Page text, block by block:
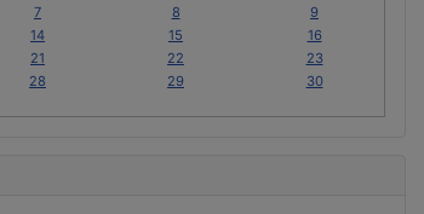
7 8
9
14 15
16
21 22
23
28 29
30